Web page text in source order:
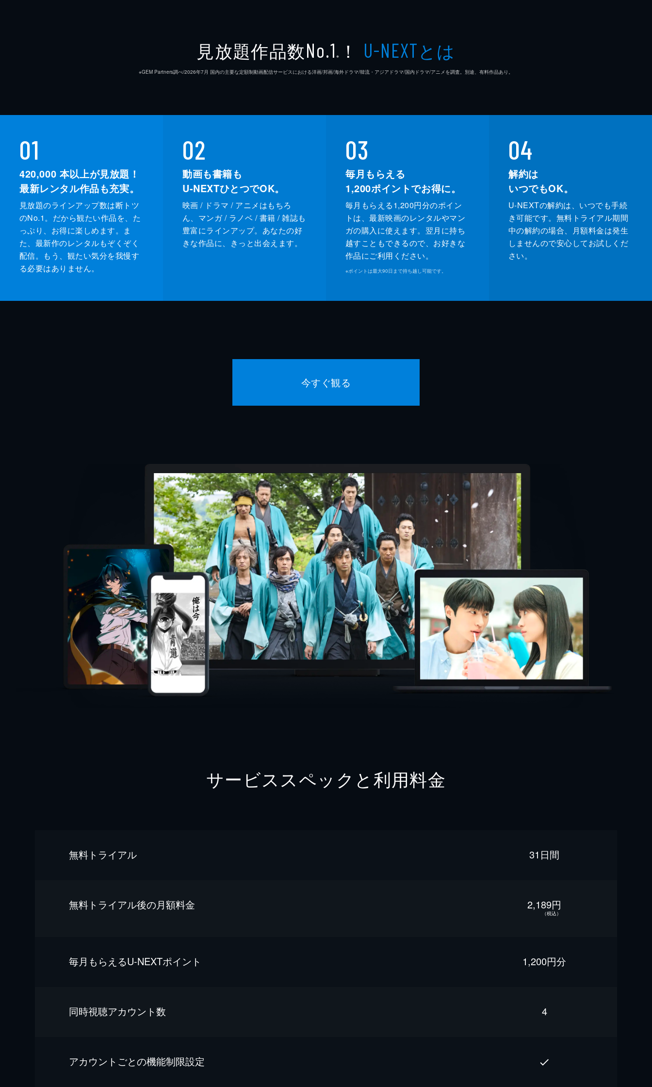
見放題作品数No.1 ※ ！ U-NEXTとは
※GEM Partners調べ/2026年7⽉ 国内の主要な定額制動画配信サービスにおける洋画/邦画/海外ドラマ/韓流・アジアドラマ/国内ドラマ/アニメを調査。別途、有料作品あり。
01
420,000 本以上が見放題！
最新レンタル作品も充実。
見放題のラインアップ数は断トツ
のNo.1。だから観たい作品を、た
っぷり、お得に楽しめます。ま
た、最新作のレンタルもぞくぞく
配信。もう、観たい気分を我慢す
る必要はありません。
02
動画も書籍も
U-NEXTひとつでOK。
映画 / ドラマ / アニメはもちろ
ん、マンガ / ラノベ / 書籍 / 雑誌も
豊富にラインアップ。あなたの好
きな作品に、きっと出会えます。
03
毎月もらえる
1,200ポイントでお得に。
毎月もらえる1,200円分のポイン
トは、最新映画のレンタルやマン
ガの購入に使えます。翌月に持ち
越すこともできるので、お好きな
作品にご利用ください。
※ポイントは最大90日まで持ち越し可能です。
04
解約は
いつでもOK。
U-NEXTの解約は、いつでも手続
き可能です。無料トライアル期間
中の解約の場合、月額料金は発生
しませんので安心してお試しくだ
さい。
今すぐ観る
サービススペックと利用料金
無料トライアル 31日間
無料トライアル後の⽉額料金 2,189円
（税込）
毎⽉もらえるU-NEXTポイント 1,200円分
同時視聴アカウント数 4
アカウントごとの機能制限設定